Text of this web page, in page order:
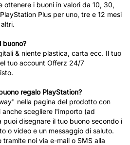
ottenere i buoni in valori da 10, 30,
Plus per uno, tre e 12 mesi
buono?
& niente plastica, carta ecc. Il tuo
tuo account Offerz 24/7
regalo PlayStation?
nella pagina del prodotto con
scegliere l'importo (ad
puoi disegnare il tuo buono secondo i
o video e un messaggio di saluto.
noi via e-mail o SMS alla